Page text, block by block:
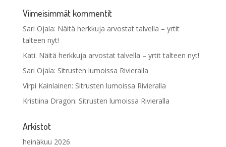
Viimeisimmät kommentit
Sari Ojala: Näitä herkkuja arvostat talvella – yrtit
talteen nyt!
Kati: Näitä herkkuja arvostat talvella – yrtit talteen nyt!
Sari Ojala: Sitrusten lumoissa Rivieralla
Virpi Kainlainen: Sitrusten lumoissa Rivieralla
Kristiina Dragon: Sitrusten lumoissa Rivieralla
Arkistot
heinäkuu 2026